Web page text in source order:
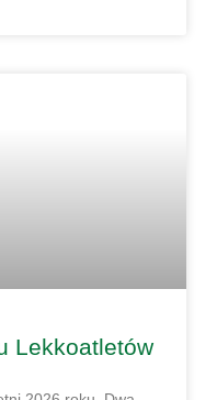
Lekkoatletów